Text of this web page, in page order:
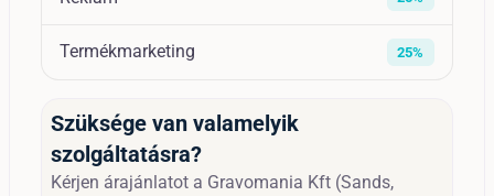
Termékmarketing 25%
Szüksége van valamelyik
szolgáltatásra?
Kérjen árajánlatot a Gravomania Kft (Sands,